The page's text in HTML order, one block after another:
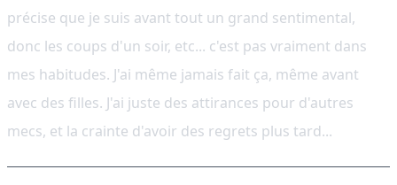
précise que je suis avant tout un grand sentimental,
donc les coups d'un soir, etc... c'est pas vraiment dans
mes habitudes. J'ai même jamais fait ça, même avant
avec des filles. J'ai juste des attirances pour d'autres
mecs, et la crainte d'avoir des regrets plus tard...